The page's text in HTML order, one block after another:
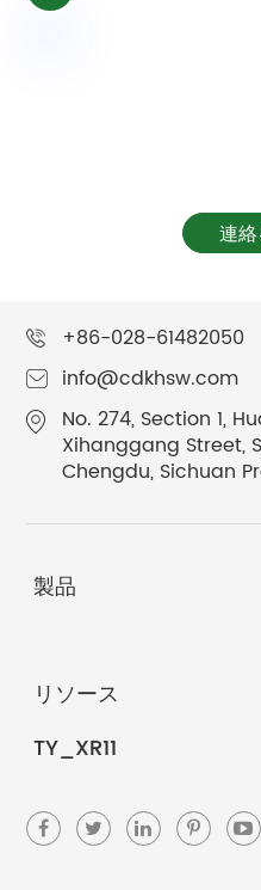
連
+86-028-61482050
info@cdkhsw.com
No. 274, Section 1,
Xihanggang Street,
Chengdu, Sichuan
製品
リソース
TY_XR11